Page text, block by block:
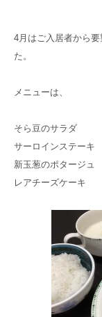
見学のお申し込
京都近衛 リハビ
記念病院
御所南リハビリ
サイト
4月はご入居者から
た。
メニューは、
そら豆のサラダ
サーロインステーキ
新玉葱のポタージュ
レアチーズケーキ